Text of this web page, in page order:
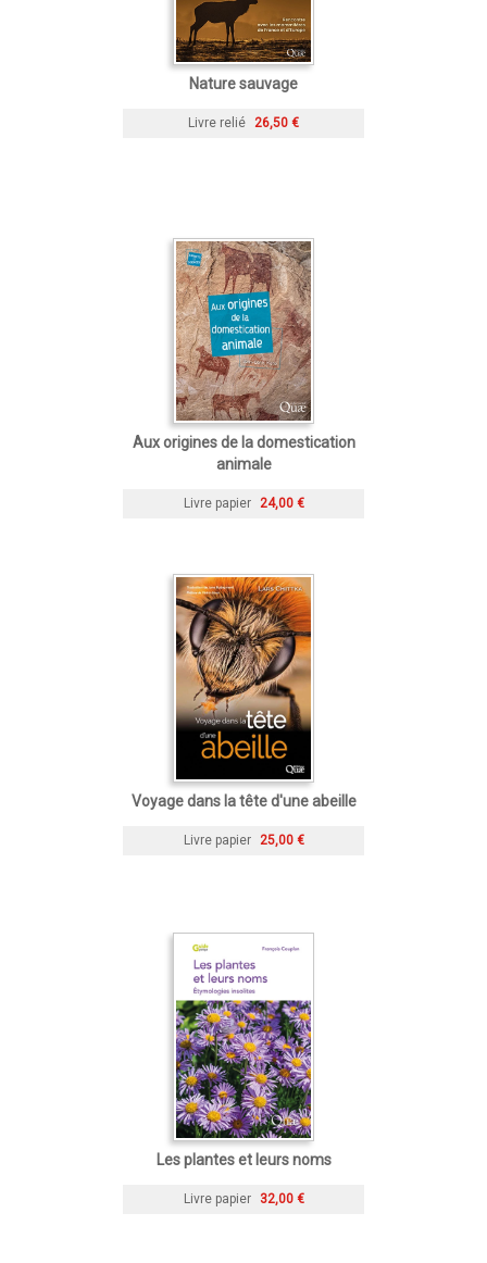
Nature sauvage
Livre relié 26,50 €
Aux origines de la domestication
animale
Livre papier 24,00 €
Voyage dans la tête d'une abeille
Livre papier 25,00 €
Les plantes et leurs noms
Livre papier 32,00 €